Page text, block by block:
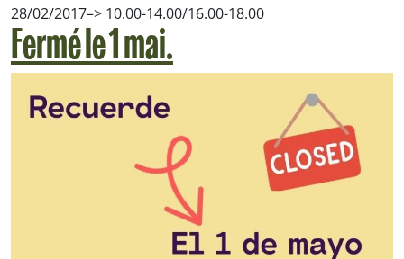
28/02/2017–> 10.00-14.00/16.00-18.00
Fermé le 1 mai.